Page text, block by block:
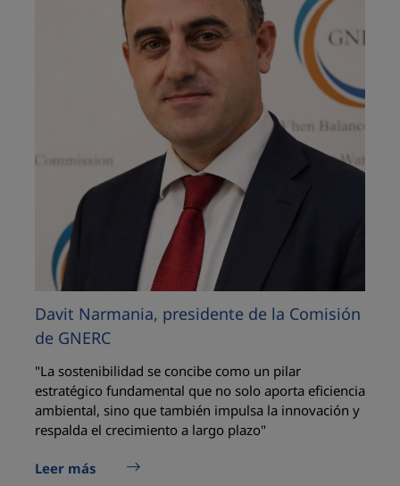
Davit Narmania, presidente de la Comisión
de GNERC
"La sostenibilidad se concibe como un pilar
estratégico fundamental que no solo aporta eficiencia
ambiental, sino que también impulsa la innovación y
respalda el crecimiento a largo plazo"
Leer más